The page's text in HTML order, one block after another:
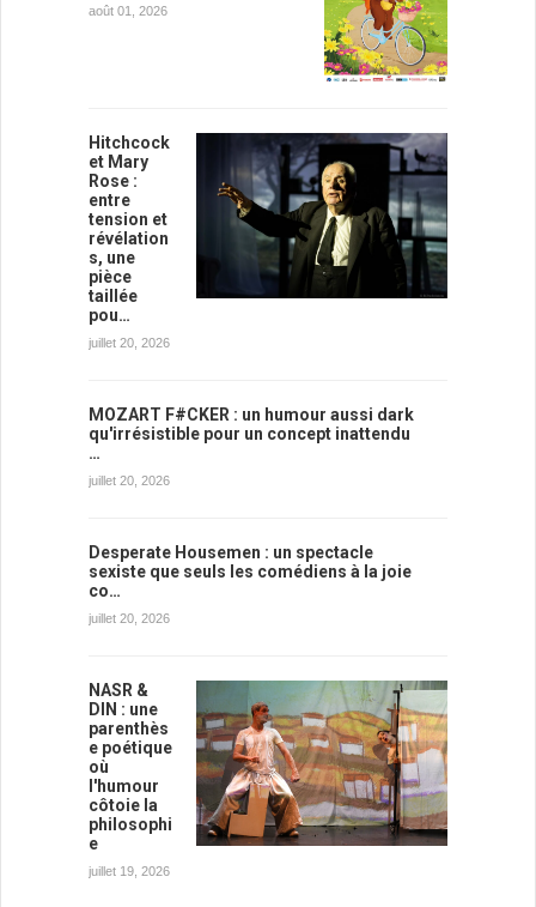
août 01, 2026
Hitchcock
et Mary
Rose :
entre
tension et
révélation
s, une
pièce
taillée
pou…
juillet 20, 2026
MOZART F#CKER : un humour aussi dark
qu'irrésistible pour un concept inattendu
…
juillet 20, 2026
Desperate Housemen : un spectacle
sexiste que seuls les comédiens à la joie
co…
juillet 20, 2026
NASR &
DIN : une
parenthès
e poétique
où
l'humour
côtoie la
philosophi
e
juillet 19, 2026